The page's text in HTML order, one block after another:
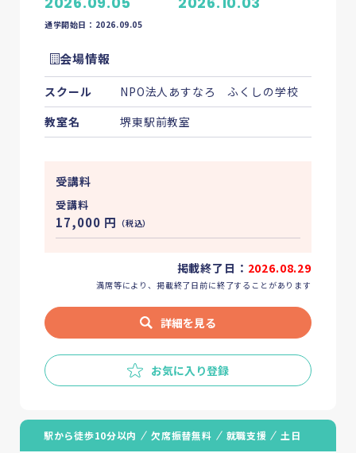
通学開始日：2026.09.05
会場情報
スクール
NPO法人あすなろ ふくしの学校
教室名
堺東駅前教室
受講料
受講料
17,000 円 （税込）
掲載終了日： 2026.08.29
満席等により、掲載終了日前に終了することがあります
詳細を見る
お気に入り登録
駅から徒歩10分以内 欠席振替無料 就職支援 土日